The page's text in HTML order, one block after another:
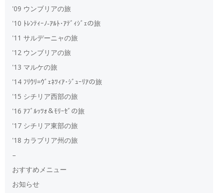
'09 ウンブリアの旅
'10 ﾄﾚﾝﾃｨｰﾉ‐ｱﾙﾄ･ｱﾃﾞｨｼﾞｪの旅
'11 サルデーニャの旅
'12 ウンブリアの旅
'13 マルケの旅
'14 ﾌﾘｳﾘ=ｳﾞｪﾈﾂｨｱ･ｼﾞｭｰﾘｱの旅
'15 シチリア西部の旅
'16 ｱﾌﾞﾙｯﾂｫ＆ﾓﾘｰｾﾞの旅
'17 シチリア東部の旅
'18 カラブリア州の旅
–
おすすめメニュー
お知らせ